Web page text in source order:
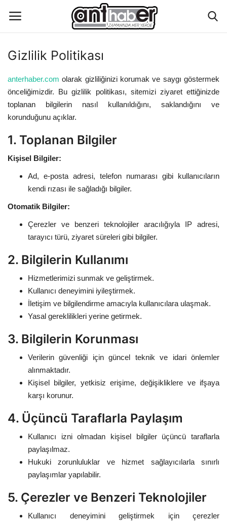
Eğitim
Aktüel Magazin
Hakkımızda
İletişim
Çevre
Reklam ve İşbirliği
Bodrum Trafik Yoğunluk Haritası
Siyaset
Bodrum Nöbetçi Eczaneler
Kültür Sanat Tarih
Gizlilik Politikası
anterhaber.com olarak gizliliğinizi korumak ve saygı göstermek
önceliğimizdir. Bu gizlilik politikası, sitemizi ziyaret ettiğinizde
toplanan bilgilerin nasıl kullanıldığını, saklandığını ve
korunduğunu açıklar.
1. Toplanan Bilgiler
Kişisel Bilgiler:
Ad, e-posta adresi, telefon numarası gibi kullanıcıların
kendi rızası ile sağladığı bilgiler.
Otomatik Bilgiler:
Çerezler ve benzeri teknolojiler aracılığıyla IP adresi,
tarayıcı türü, ziyaret süreleri gibi bilgiler.
2. Bilgilerin Kullanımı
Hizmetlerimizi sunmak ve geliştirmek.
Kullanıcı deneyimini iyileştirmek.
İletişim ve bilgilendirme amacıyla kullanıcılara ulaşmak.
Yasal gereklilikleri yerine getirmek.
3. Bilgilerin Korunması
Verilerin güvenliği için güncel teknik ve idari önlemler
alınmaktadır.
Kişisel bilgiler, yetkisiz erişime, değişikliklere ve ifşaya
karşı korunur.
4. Üçüncü Taraflarla Paylaşım
Kullanıcı izni olmadan kişisel bilgiler üçüncü taraflarla
paylaşılmaz.
Hukuki zorunluluklar ve hizmet sağlayıcılarla sınırlı
paylaşımlar yapılabilir.
5. Çerezler ve Benzeri Teknolojiler
Kullanıcı deneyimini geliştirmek için çerezler